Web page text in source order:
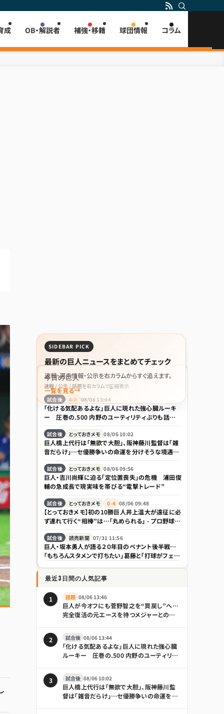
成 OB・解説者 補強・移籍 球団情報 コラム
SIDEBAR PICK
最新の巨人ニュースをまとめてチェック
速報・選手情報・公示を右カラムからすぐ追えます。
一覧を見る
今日の巨人
速報 / 公示 / 話題を右カラムで圧縮表示
試合後
4-0 08/06 13:44
「化ける気配あるよな」巨人に現れた強心臓ルーキ
ー 圧巻の.500 内野のユーティリティぶりも話題
試合後 とっておきメモ 08/06 10:02
巨人橋上代行は「無欲で大胆」、阪神藤川監督は「雑
音だらけ」…セ優勝争いの命運を分けそうな境遇の
試合後 とっておきメモ 08/06 09:56
巨人・吉川尚輝に迫る「定位置喪失」の危機 浦田俊
輔の急成長で現実味を帯びる“電撃トレード”
試合後 とっておきメモ 0-4 08/06 09:48
【とっておきメモ】初の10勝巨人井上温大が遠征に必
ず連れて行く“相棒”は…「丸められる」 - プロ野球 :
試合後 読売新聞 07/31 11:56
巨人・坂本勇人が語る２０年目のペナント後半戦…
「もちろんスタメンで打ちたい」葛藤と「打球がフェア
最近3日間の人気記事
1 話題 08/06 13:46
巨人が今オフにも菅野智之を“買戻し”へ…
完全復活の元エースを待つメジャーとの争
2
試合後 08/06 13:44
「化ける気配あるよな」巨人に現れた強心臓
ルーキー 圧巻の.500 内野のユーティリテ
3
試合後 08/06 10:02
巨人橋上代行は「無欲で大胆」、阪神藤川監
督は「雑音だらけ」…セ優勝争いの命運を分